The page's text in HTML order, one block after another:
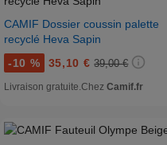
CAMIF Dossier coussin palette
recyclé Heva Sapin
-10 % 35,10 € 39,00 €
Livraison gratuite. Chez Camif.fr